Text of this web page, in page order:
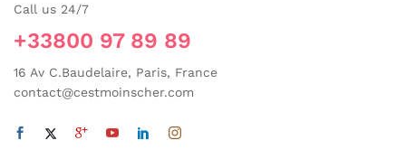
page
Call us 24/7
+33800 97 89 89
16 Av C.Baudelaire, Paris, France
contact@cestmoinscher.com